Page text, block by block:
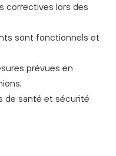
correctives lors des
sont fonctionnels et
prévues en
de santé et sécurité